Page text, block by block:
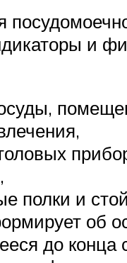
и
полки и
об
до конца